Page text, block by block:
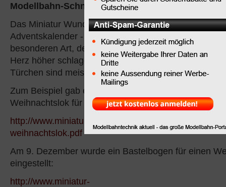
Modellbahn-Schnäppchen
Das Miniatur Wunderland hat einen
Adventskalender - und zwar einen der
besonderen Art, der uns Modellbahner das
Herz höher schlagen lässt, denn hinter den
Türchen sind meist Modellbahn-Videos oder auch
Zum Beispiel gab es am 2. Dezember eine
Weihnachtslok für Kinder:
http://www.miniatur-wunderland.de/uploads/media/
weihnachtslok.pdf
Am 9. Dezember wurde ein Bastelbogen für einen
eingestellt:
http://www.miniatur-